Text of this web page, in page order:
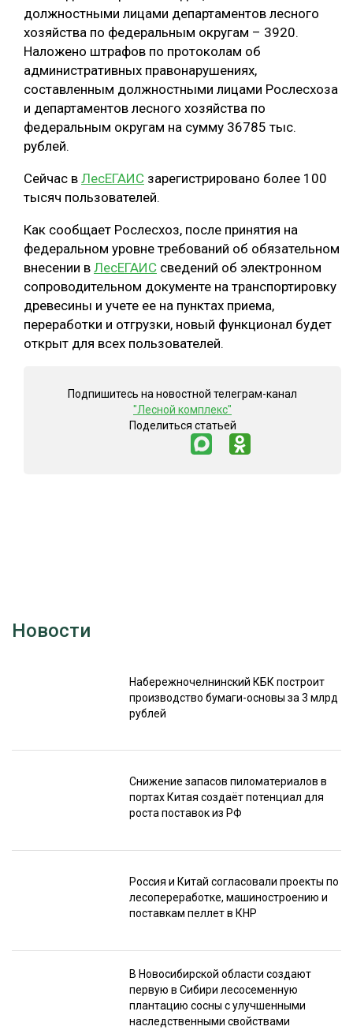
должностными лицами департаментов лесного
хозяйства по федеральным округам – 3920.
Наложено штрафов по протоколам об
административных правонарушениях,
составленным должностными лицами Рослесхоза
и департаментов лесного хозяйства по
федеральным округам на сумму 36785 тыс.
рублей.
Сейчас в ЛесЕГАИС зарегистрировано более 100
тысяч пользователей.
Как сообщает Рослесхоз, после принятия на
федеральном уровне требований об обязательном
внесении в ЛесЕГАИС сведений об электронном
сопроводительном документе на транспортировку
древесины и учете ее на пунктах приема,
переработки и отгрузки, новый функционал будет
открыт для всех пользователей.
Подпишитесь на новостной телеграм-канал
"Лесной комплекс"
Поделиться статьей
Новости
Набережночелнинский КБК построит
производство бумаги-основы за 3 млрд
рублей
Снижение запасов пиломатериалов в
портах Китая создаёт потенциал для
роста поставок из РФ
Россия и Китай согласовали проекты по
лесопереработке, машиностроению и
поставкам пеллет в КНР
В Новосибирской области создают
первую в Сибири лесосеменную
плантацию сосны с улучшенными
наследственными свойствами